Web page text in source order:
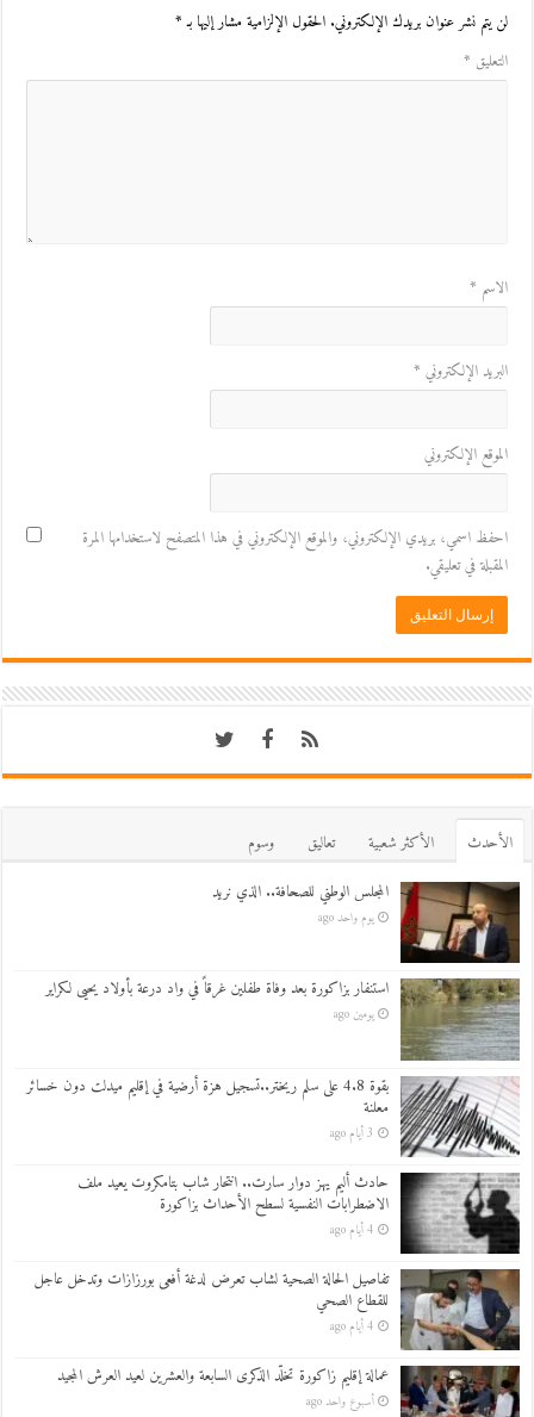
لن يتم نشر عنوان بريدك الإلكتروني. الحقول الإلزامية مشار إليها بـ*
التعليق *
الاسم *
البريد الإلكتروني *
الموقع الإلكتروني
احفظ اسمي، بريدي الإلكتروني، والموقع الإلكتروني في هذا المتصفح لاستخدامها المرة
المقبلة في تعليقي.
اﻷحدث اﻷكثر شعبية تعاليق
وسوم
المجلس الوطني للصحافة.. الذي نريد
يوم واحد ago
استنفار بزاكورة بعد وفاة طفلين غرقاً في واد درعة بأولاد يحيى لكراير
يومين ago
بقوة 4.8 على سلم ريختر..تسجيل هزة أرضية في إقليم ميدلت دون خسائر
معلنة
3 أيام ago
حادث أليم يهز دوار سارت.. انتحار شاب بتامكروت يعيد ملف
الاضطرابات النفسية لسطح الأحداث بزاكورة
4 أيام ago
تفاصيل الحالة الصحية لشاب تعرض لدغة أفعى بورزازات وتدخل عاجل
للقطاع الصحي
4 أيام ago
عمالة إقليم زاكورة تخلّد الذكرى السابعة والعشرين لعيد العرش المجيد
أسبوع واحد ago